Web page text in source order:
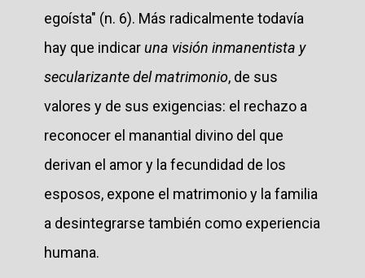
egoísta" (n. 6). Más radicalmente todavía
hay que indicaruna visión inmanentista y
secularizante del matrimonio, de sus
valores y de sus exigencias: el rechazo a
reconocer el manantial divino del que
derivan el amor y la fecundidad de los
esposos, expone el matrimonio y la familia
a desintegrarse también como experiencia
humana.